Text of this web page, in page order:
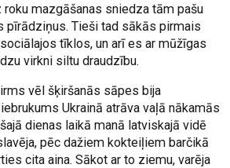
mazgāšanas sniedza tām pašu
pīrādziņus. Tieši tad sākās pirmais
tīklos, un arī es ar mūžīgas
virkni siltu draudzību.
vēl šķiršanās sāpes bija
Ukrainā atrāva vaļā nākamās
dienas laikā manā latviskajā vidē
pēc dažiem kokteiļiem barčikā
cita aina. Sākot ar to ziemu, varēja